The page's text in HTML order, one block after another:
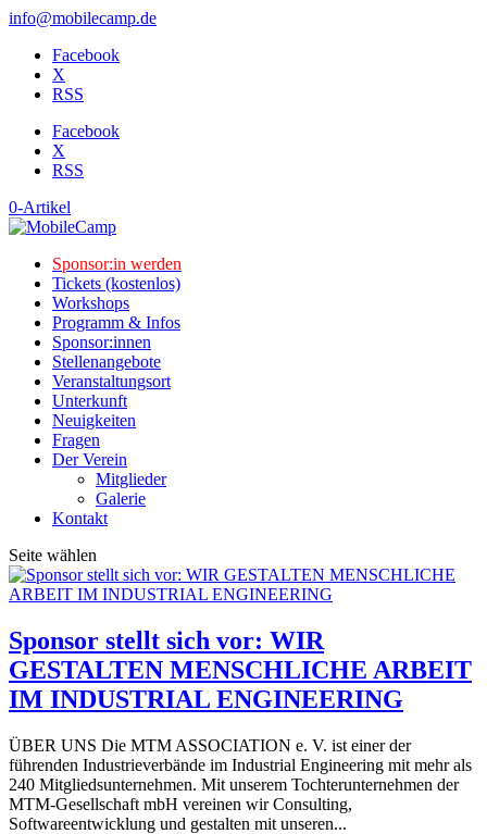
info@mobilecamp.de
Facebook
X
RSS
Facebook
X
RSS
0-Artikel
Sponsor:in werden
Tickets (kostenlos)
Workshops
Programm & Infos
Sponsor:innen
Stellenangebote
Veranstaltungsort
Unterkunft
Neuigkeiten
Fragen
Der Verein
Mitglieder
Galerie
Kontakt
Seite wählen
Sponsor stellt sich vor: WIR
GESTALTEN MENSCHLICHE ARBEIT
IM INDUSTRIAL ENGINEERING
ÜBER UNS Die MTM ASSOCIATION e. V. ist einer der
führenden Industrieverbände im Industrial Engineering mit mehr als
240 Mitgliedsunternehmen. Mit unserem Tochterunternehmen der
MTM-Gesellschaft mbH vereinen wir Consulting,
Softwareentwicklung und gestalten mit unseren...